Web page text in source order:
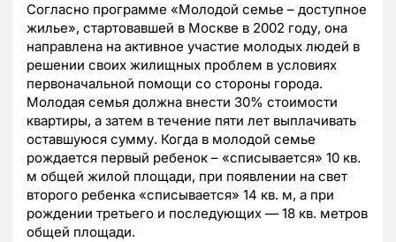
Согласно программе «Молодой семье – доступное
жилье», стартовавшей в Москве в 2002 году, она
направлена на активное участие молодых людей в
решении своих жилищных проблем в условиях
первоначальной помощи со стороны города.
Молодая семья должна внести 30% стоимости
квартиры, а затем в течение пяти лет выплачивать
оставшуюся сумму. Когда в молодой семье
рождается первый ребенок – «списывается» 10 кв.
м общей жилой площади, при появлении на свет
второго ребенка «списывается» 14 кв. м, а при
рождении третьего и последующих — 18 кв. метров
общей площади.